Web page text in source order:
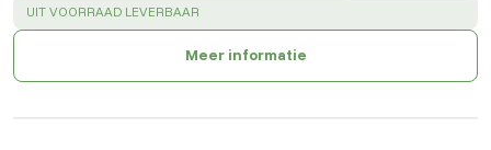
SUCCESS:
UIT VOORRAAD LEVERBAAR
Meer informatie